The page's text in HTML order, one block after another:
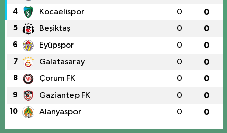
4 Kocaelispor 0 0
5 Beşiktaş 0 0
6 Eyüpspor 0 0
7 Galatasaray 0 0
8 Çorum FK 0 0
9 Gaziantep FK 0 0
10 Alanyaspor 0 0